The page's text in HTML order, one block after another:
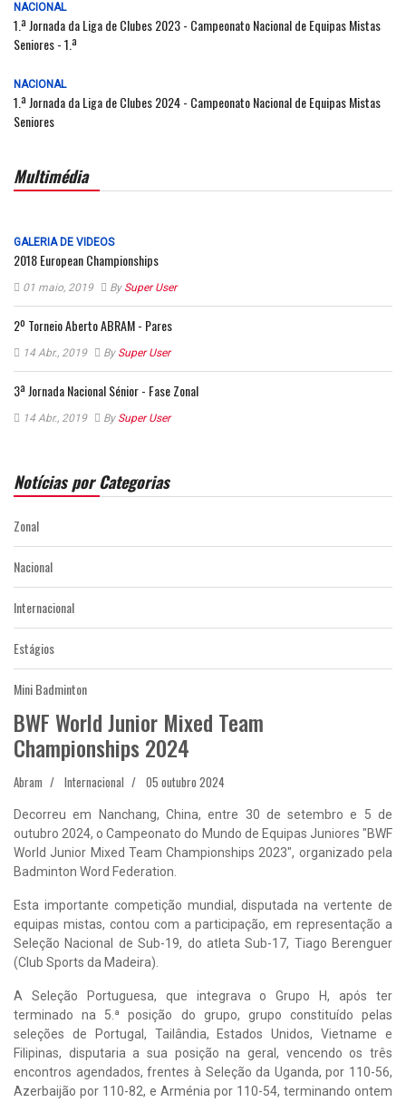
NACIONAL
1.ª Jornada da Liga de Clubes 2023 - Campeonato Nacional de Equipas Mistas
Seniores - 1.ª
NACIONAL
1.ª Jornada da Liga de Clubes 2024 - Campeonato Nacional de Equipas Mistas
Seniores
Multimédia
GALERIA DE VIDEOS
2018 European Championships
01 maio, 2019 By Super User
2º Torneio Aberto ABRAM - Pares
14 Abr., 2019 By Super User
3ª Jornada Nacional Sénior - Fase Zonal
14 Abr., 2019 By Super User
Notícias por Categorias
Zonal
Nacional
Internacional
Estágios
Mini Badminton
BWF World Junior Mixed Team
Championships 2024
Abram Internacional 05 outubro 2024
Decorreu em Nanchang, China, entre 30 de setembro e 5 de
outubro 2024, o Campeonato do Mundo de Equipas Juniores "BWF
World Junior Mixed Team Championships 2023", organizado pela
Badminton Word Federation.
Esta importante competição mundial, disputada na vertente de
equipas mistas, contou com a participação, em representação a
Seleção Nacional de Sub-19, do atleta Sub-17, Tiago Berenguer
(Club Sports da Madeira).
A Seleção Portuguesa, que integrava o Grupo H, após ter
terminado na 5.ª posição do grupo, grupo constituído pelas
seleções de Portugal, Tailândia, Estados Unidos, Vietname e
Filipinas, disputaria a sua posição na geral, vencendo os três
encontros agendados, frentes à Seleção da Uganda, por 110-56,
Azerbaijão por 110-82, e Arménia por 110-54, terminando ontem